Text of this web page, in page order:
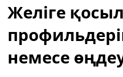
Желіге
немесе